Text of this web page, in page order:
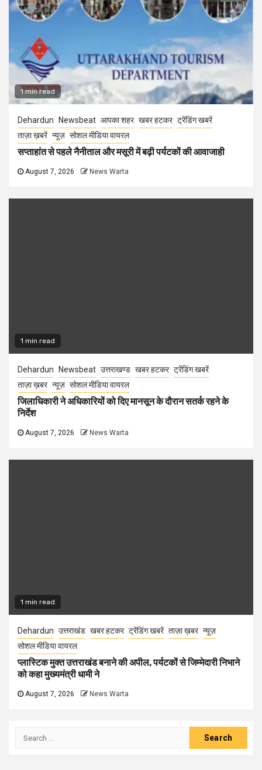
1 min read
Dehardun Newsbeat आपका शहर खबर हटकर ट्रेंडिंग खबरें
ताज़ा ख़बरें न्यूज़ सोशल मीडिया वायरल
सप्ताहांत से पहले नैनीताल और मसूरी में बढ़ी पर्यटकों की आवाजाही
August 7, 2026 News Warta
1 min read
Dehardun Newsbeat उत्तराखण्ड खबर हटकर ट्रेंडिंग खबरें
ताज़ा ख़बर न्यूज़ सोशल मीडिया वायरल
जिलाधिकारी ने अधिकारियों को दिए मानसून के दौरान सतर्क रहने के
निर्देश
August 7, 2026 News Warta
1 min read
Dehardun उत्तराखंड खबर हटकर ट्रेंडिंग खबरें ताज़ा ख़बर न्यूज़
सोशल मीडिया वायरल
प्लास्टिक मुक्त उत्तराखंड बनाने की अपील, पर्यटकों से जिम्मेदारी निभाने
को कहा मुख्यमंत्री धामी ने
August 7, 2026 News Warta
Search